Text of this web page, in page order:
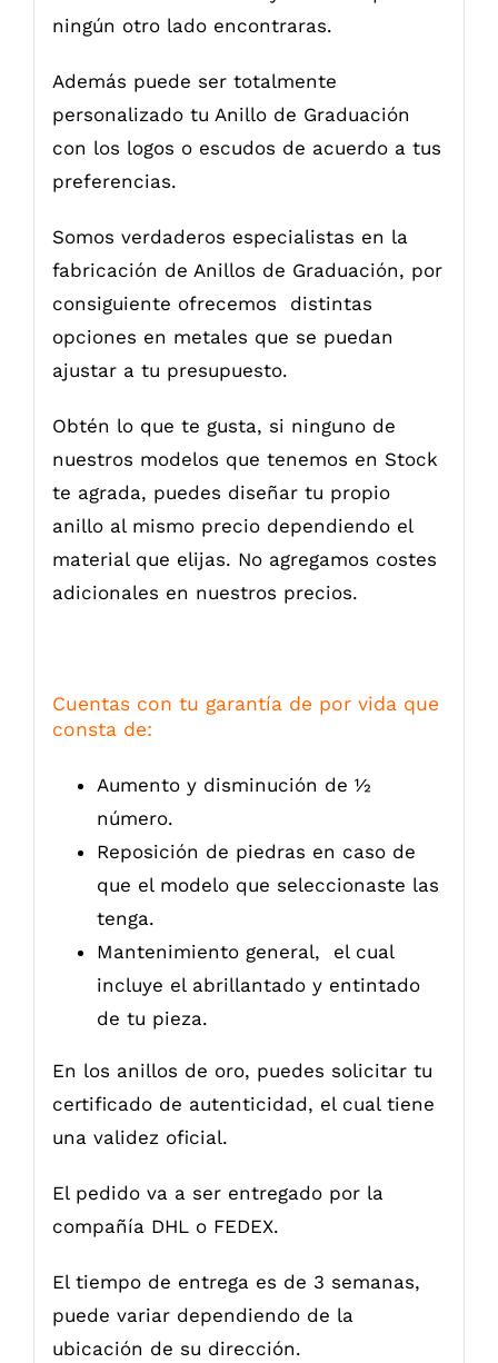
ningún otro lado encontraras.
Además puede ser totalmente
personalizado tu Anillo de Graduación
con los logos o escudos de acuerdo a tus
preferencias.
Somos verdaderos especialistas en la
fabricación de Anillos de Graduación, por
consiguiente ofrecemos distintas
opciones en metales que se puedan
ajustar a tu presupuesto.
Obtén lo que te gusta, si ninguno de
nuestros modelos que tenemos en Stock
te agrada, puedes diseñar tu propio
anillo al mismo precio dependiendo el
material que elijas. No agregamos costes
adicionales en nuestros precios.
Cuentas con tu garantía de por vida que
consta de:
Aumento y disminución de ½
número.
Reposición de piedras en caso de
que el modelo que seleccionaste las
tenga.
Mantenimiento general, el cual
incluye el abrillantado y entintado
de tu pieza.
En los anillos de oro, puedes solicitar tu
certificado de autenticidad, el cual tiene
una validez oficial.
El pedido va a ser entregado por la
compañía DHL o FEDEX.
El tiempo de entrega es de 3 semanas,
puede variar dependiendo de la
ubicación de su dirección.